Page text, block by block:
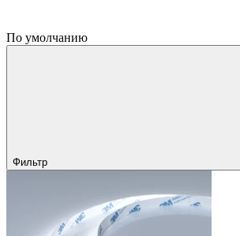
По умолчанию
Фильтр